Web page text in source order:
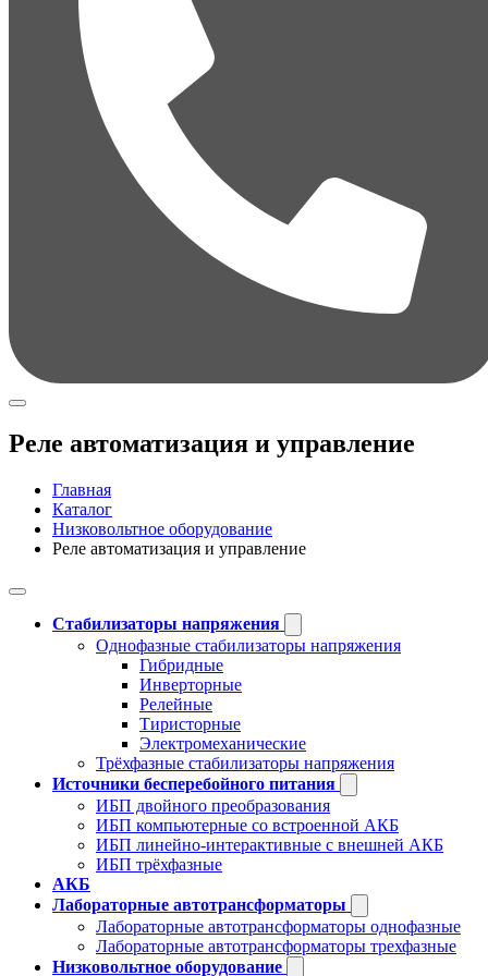
Реле автоматизация и управление
Главная
Каталог
Низковольтное оборудование
Реле автоматизация и управление
Стабилизаторы напряжения
Однофазные стабилизаторы напряжения
Гибридные
Инверторные
Релейные
Тиристорные
Электромеханические
Трёхфазные стабилизаторы напряжения
Источники бесперебойного питания
ИБП двойного преобразования
ИБП компьютерные со встроенной АКБ
ИБП линейно-интерактивные с внешней АКБ
ИБП трёхфазные
АКБ
Лабораторные автотрансформаторы
Лабораторные автотрансформаторы однофазные
Лабораторные автотрансформаторы трехфазные
Низковольтное оборудование